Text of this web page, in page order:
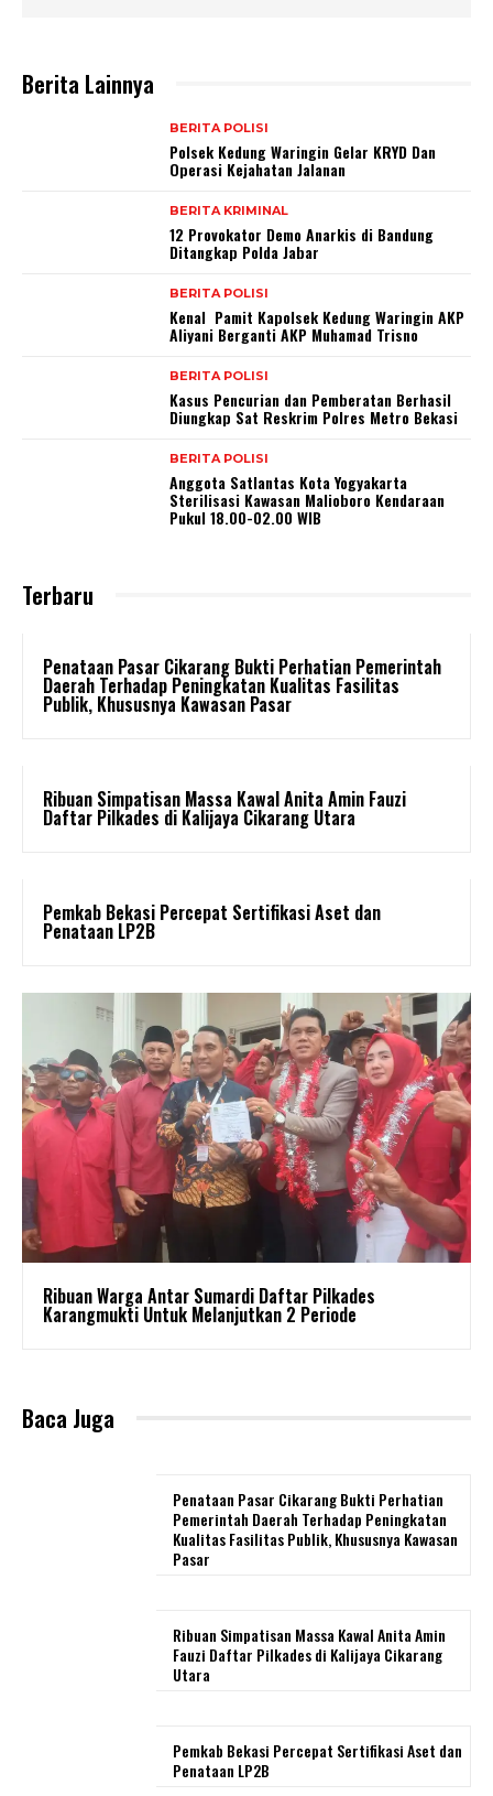
Berita Lainnya
BERITA POLISI
Polsek Kedung Waringin Gelar KRYD Dan
Operasi Kejahatan Jalanan
BERITA KRIMINAL
12 Provokator Demo Anarkis di Bandung
Ditangkap Polda Jabar
BERITA POLISI
Kenal Pamit Kapolsek Kedung Waringin AKP
Aliyani Berganti AKP Muhamad Trisno
BERITA POLISI
Kasus Pencurian dan Pemberatan Berhasil
Diungkap Sat Reskrim Polres Metro Bekasi
BERITA POLISI
Anggota Satlantas Kota Yogyakarta
Sterilisasi Kawasan Malioboro Kendaraan
Pukul 18.00-02.00 WIB
Terbaru
Penataan Pasar Cikarang Bukti Perhatian Pemerintah
Daerah Terhadap Peningkatan Kualitas Fasilitas
Publik, Khususnya Kawasan Pasar
Ribuan Simpatisan Massa Kawal Anita Amin Fauzi
Daftar Pilkades di Kalijaya Cikarang Utara
Pemkab Bekasi Percepat Sertifikasi Aset dan
Penataan LP2B
Ribuan Warga Antar Sumardi Daftar Pilkades
Karangmukti Untuk Melanjutkan 2 Periode
Baca Juga
Penataan Pasar Cikarang Bukti Perhatian
Pemerintah Daerah Terhadap Peningkatan
Kualitas Fasilitas Publik, Khususnya Kawasan
Pasar
Ribuan Simpatisan Massa Kawal Anita Amin
Fauzi Daftar Pilkades di Kalijaya Cikarang
Utara
Pemkab Bekasi Percepat Sertifikasi Aset dan
Penataan LP2B